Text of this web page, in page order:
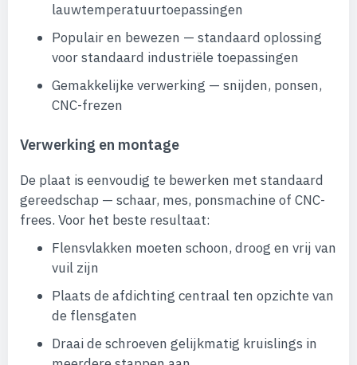
lauwtemperatuurtoepassingen
Populair en bewezen — standaard oplossing
voor standaard industriële toepassingen
Gemakkelijke verwerking — snijden, ponsen,
CNC-frezen
Verwerking en montage
De plaat is eenvoudig te bewerken met standaard
gereedschap — schaar, mes, ponsmachine of CNC-
frees. Voor het beste resultaat:
Flensvlakken moeten schoon, droog en vrij van
vuil zijn
Plaats de afdichting centraal ten opzichte van
de flensgaten
Draai de schroeven gelijkmatig kruislings in